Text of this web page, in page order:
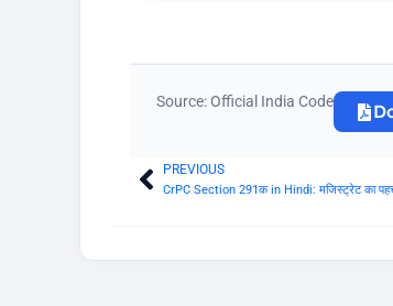
Source: Official India Code
PrevPREVIOUS
CrPC Section 291क in Hindi: मजिस्ट्रेट का